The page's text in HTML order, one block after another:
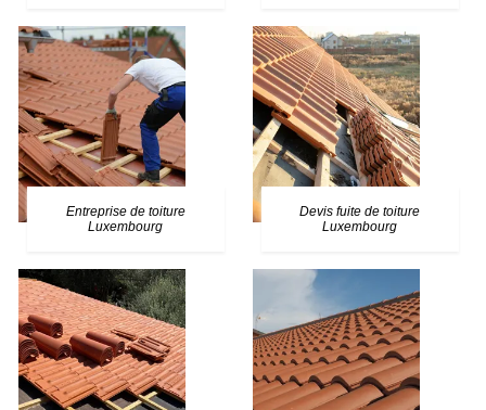
Entreprise de toiture
Luxembourg
Devis fuite de toiture
Luxembourg